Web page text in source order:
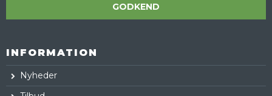
GODKEND
INFORMATION
Nyheder